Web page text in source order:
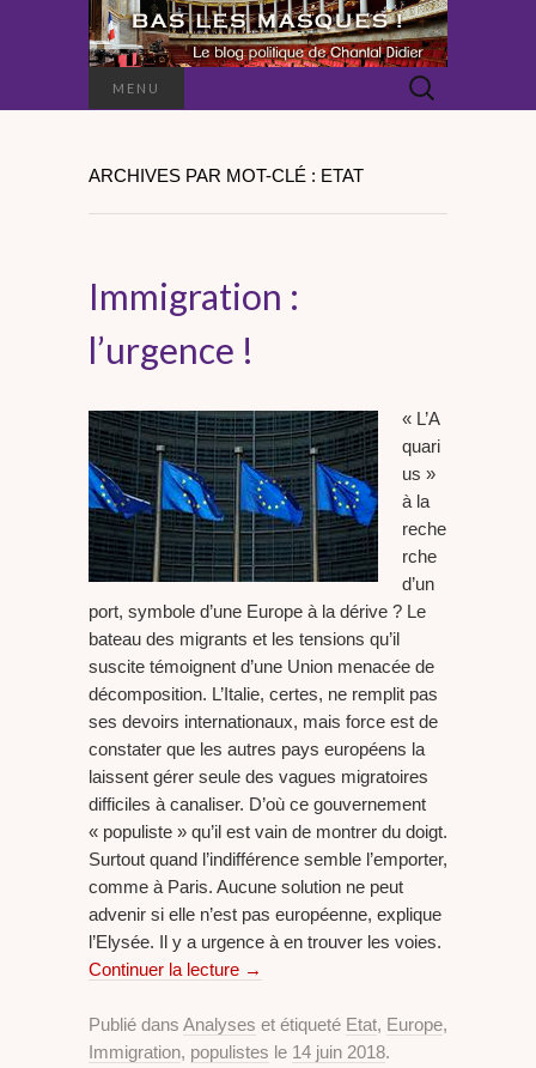
MENU Rechercher :
ARCHIVES PAR MOT-CLÉ : ETAT
Immigration :
l’urgence !
« L’A
quari
us »
à la
reche
rche
d’un
port, symbole d’une Europe à la dérive ? Le
bateau des migrants et les tensions qu’il
suscite témoignent d’une Union menacée de
décomposition. L’Italie, certes, ne remplit pas
ses devoirs internationaux, mais force est de
constater que les autres pays européens la
laissent gérer seule des vagues migratoires
difficiles à canaliser. D’où ce gouvernement
« populiste » qu’il est vain de montrer du doigt.
Surtout quand l’indifférence semble l’emporter,
comme à Paris. Aucune solution ne peut
advenir si elle n’est pas européenne, explique
l’Elysée. Il y a urgence à en trouver les voies.
Continuer la lecture →
Publié dans Analyses et étiqueté Etat, Europe,
Immigration, populistes le 14 juin 2018.